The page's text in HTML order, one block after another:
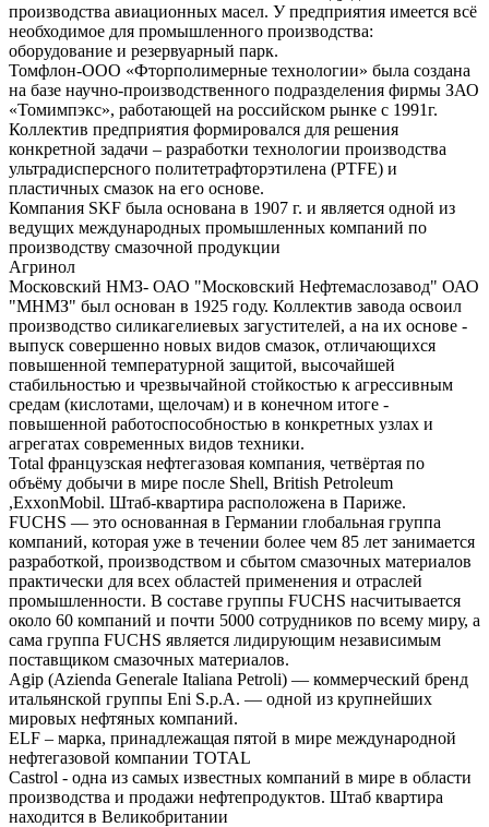
производства авиационных масел. У предприятия имеется всё
необходимое для промышленного производства:
оборудование и резервуарный парк.
Томфлон-ООО «Фторполимерные технологии» была создана
на базе научно-производственного подразделения фирмы ЗАО
«Томимпэкс», работающей на российском рынке с 1991г.
Коллектив предприятия формировался для решения
конкретной задачи – разработки технологии производства
ультрадисперсного политетрафторэтилена (PTFE) и
пластичных смазок на его основе.
Компания SKF была основана в 1907 г. и является одной из
ведущих международных промышленных компаний по
производству смазочной продукции
Агринол
Московский НМЗ- ОАО "Московский Нефтемаслозавод" ОАО
"МНМЗ" был основан в 1925 году. Коллектив завода освоил
производство силикагелиевых загустителей, а на их основе -
выпуск совершенно новых видов смазок, отличающихся
повышенной температурной защитой, высочайшей
стабильностью и чрезвычайной стойкостью к агрессивным
средам (кислотами, щелочам) и в конечном итоге -
повышенной работоспособностью в конкретных узлах и
агрегатах современных видов техники.
Total французская нефтегазовая компания, четвёртая по
объёму добычи в мире после Shell, British Petroleum
,ExxonMobil. Штаб-квартира расположена в Париже.
FUCHS — это основанная в Германии глобальная группа
компаний, которая уже в течении более чем 85 лет занимается
разработкой, производством и сбытом смазочных материалов
практически для всех областей применения и отраслей
промышленности. В составе группы FUCHS насчитывается
около 60 компаний и почти 5000 сотрудников по всему миру, а
сама группа FUCHS является лидирующим независимым
поставщиком смазочных материалов.
Agip (Azienda Generale Italiana Petroli) — коммерческий бренд
итальянской группы Eni S.p.A. — одной из крупнейших
мировых нефтяных компаний.
ELF – марка, принадлежащая пятой в мире международной
нефтегазовой компании TOTAL
Castrol - одна из самых известных компаний в мире в области
производства и продажи нефтепродуктов. Штаб квартира
находится в Великобритании